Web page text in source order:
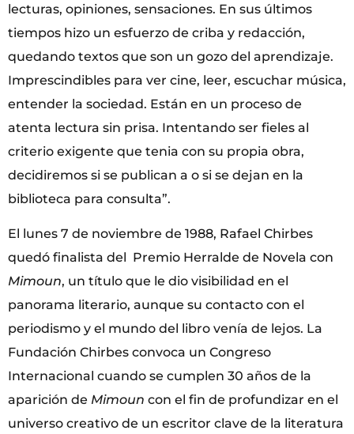
lecturas, opiniones, sensaciones. En sus últimos
tiempos hizo un esfuerzo de criba y redacción,
quedando textos que son un gozo del aprendizaje.
Imprescindibles para ver cine, leer, escuchar música,
entender la sociedad. Están en un proceso de
atenta lectura sin prisa. Intentando ser fieles al
criterio exigente que tenia con su propia obra,
decidiremos si se publican a o si se dejan en la
biblioteca para consulta”.
El lunes 7 de noviembre de 1988, Rafael Chirbes
quedó finalista del Premio Herralde de Novela con
Mimoun, un título que le dio visibilidad en el
panorama literario, aunque su contacto con el
periodismo y el mundo del libro venía de lejos. La
Fundación Chirbes convoca un Congreso
Internacional cuando se cumplen 30 años de la
aparición de Mimoun con el fin de profundizar en el
universo creativo de un escritor clave de la literatura